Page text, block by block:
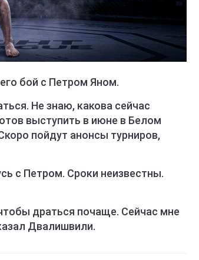
бой с Петром Яном.
Не знаю, какова сейчас
выступить в июне в Белом
пойдут анонсы турниров,
с Петром. Сроки неизвестны.
драться почаще. Сейчас мне
Двалишвили.